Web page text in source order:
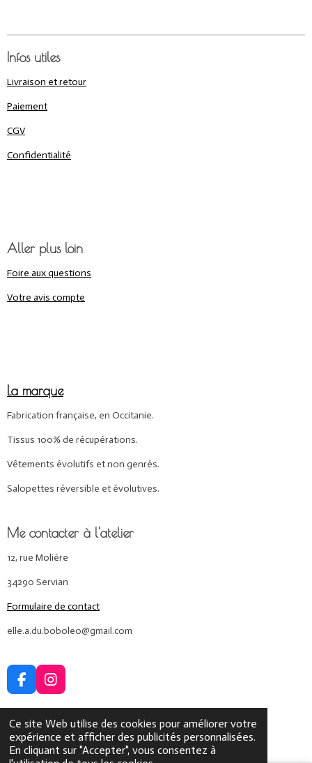
Ce site Web utilise des cookies pour améliorer votre
expérience et afficher des publicités personnalisées.
En cliquant sur "Accepter", vous consentez à
Infos utiles
Livraison et retour
Paiement
CGV
Confidentialité
Aller plus loin
Foire aux questions
Votre avis compte
La marque
Fabrication française, en Occitanie.
Tissus 100% de récupérations.
Vêtements évolutifs et non genrés.
Salopettes réversible et évolutives.
Me contacter à l'atelier
12, rue Molière
34290 Servian
Formulaire de contact
elle.a.du.boboleo@gmail.com
F
a
c
e
b
o
I
n
s
t
a
g
© 2024 - 2026 Elle a du Bobo Léo
Propulsé parWebador